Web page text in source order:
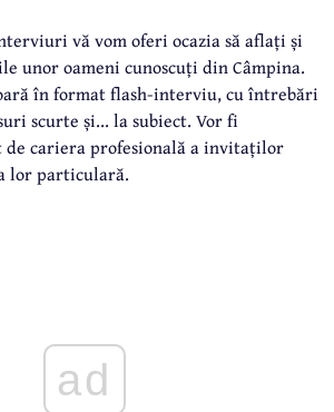
vă vom oferi ocazia să aflați și
unor oameni cunoscuți din Câmpina.
în format flash-interviu, cu întrebări
scurte și... la subiect. Vor fi
cariera profesională a invitaților
lor particulară.
ad